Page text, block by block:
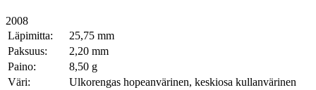
2008
Läpimitta:
25,75 mm
Paksuus:
2,20 mm
Paino:
8,50 g
Väri:
Ulkorengas hopeanvärinen, keskiosa kullanvärinen